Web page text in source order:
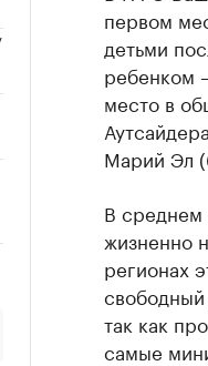
первом
детьми
ребенком
место в
Марий Эл
В среднем
жизненно
регионах
так как
самые